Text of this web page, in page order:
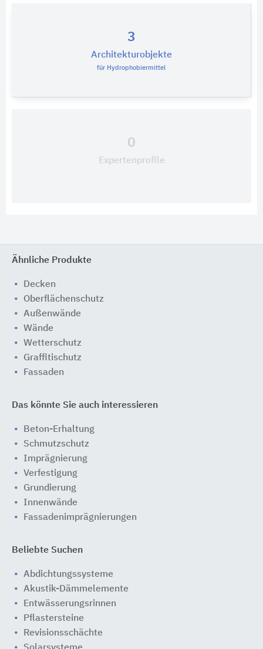
3
Architekturobjekte
für Hydrophobiermittel
0
Expertenprofile
Ähnliche Produkte
Decken
Oberflächenschutz
Außenwände
Wände
Wetterschutz
Graffitischutz
Fassaden
Das könnte Sie auch interessieren
Beton-Erhaltung
Schmutzschutz
Imprägnierung
Verfestigung
Grundierung
Innenwände
Fassadenimprägnierungen
Beliebte Suchen
Abdichtungssysteme
Akustik-Dämmelemente
Entwässerungsrinnen
Pflastersteine
Revisionsschächte